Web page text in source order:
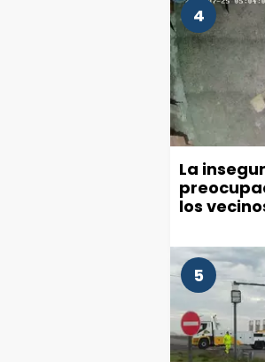
4
La
los
5